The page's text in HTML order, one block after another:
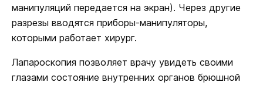
манипуляций передается на экран). Через другие
разрезы вводятся приборы-манипуляторы,
которыми работает хирург.
Лапароскопия позволяет врачу увидеть своими
глазами состояние внутренних органов брюшной